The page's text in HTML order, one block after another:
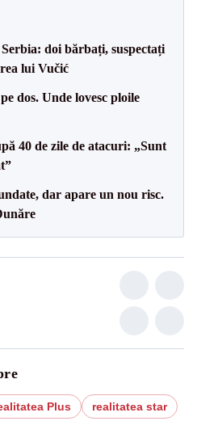
doi bărbați, suspectați
lui Vučić
dos. Unde lovesc ploile
40 de zile de atacuri: „Sunt
dar apare un nou risc.
Plus
realitatea star